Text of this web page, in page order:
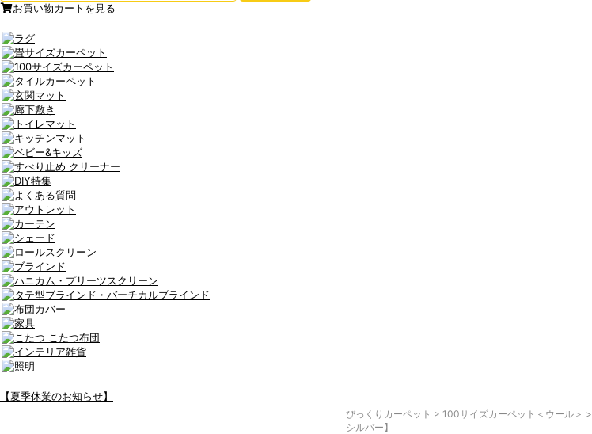
お買い物カートを見る
【夏季休業のお知らせ】
びっくりカーペット > 100サイズカーペット＜ウール＞ >
シルバー】